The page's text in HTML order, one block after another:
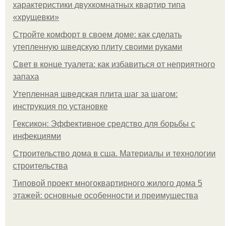
характеристики двухкомнатных квартир типа
«хрущевки»
Стройте комфорт в своем доме: как сделать
утепленную шведскую плиту своими руками
Свет в конце туалета: как избавиться от неприятного
запаха
Утепленная шведская плита шаг за шагом:
инструкция по установке
Гексикон: Эффективное средство для борьбы с
инфекциями
Строительство дома в сша. Материалы и технологии
строительства
Типовой проект многоквартирного жилого дома 5
этажей: основные особенности и преимущества